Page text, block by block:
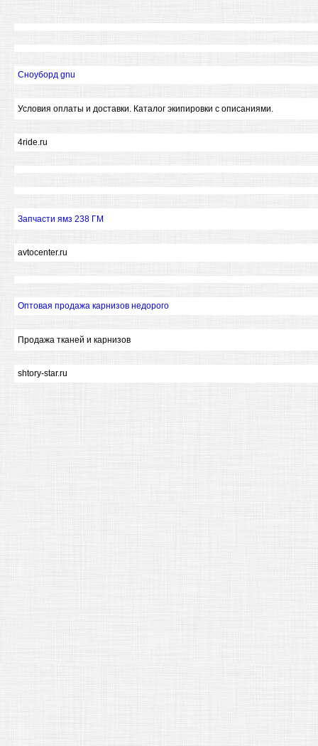
Сноуборд gnu
Условия оплаты и доставки. Каталог экипировки с описаниями.
4ride.ru
Запчасти ямз 238 ГМ
avtocenter.ru
Оптовая продажа карнизов недорого
Продажа тканей и карнизов
shtory-star.ru